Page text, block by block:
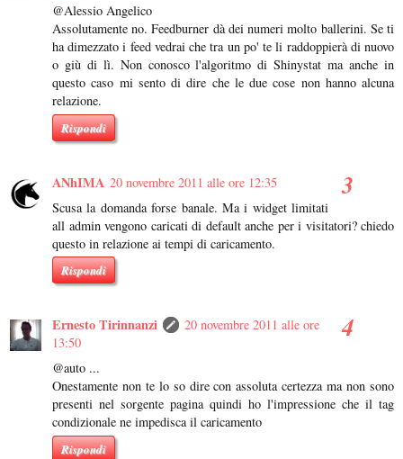
@Alessio Angelico
Assolutamente no. Feedburner dà dei numeri molto ballerini. Se ti
ha dimezzato i feed vedrai che tra un po' te li raddoppierà di nuovo
o giù di lì. Non conosco l'algoritmo di Shinystat ma anche in
questo caso mi sento di dire che le due cose non hanno alcuna
relazione.
Rispondi
ANhIMA 20 novembre 2011 alle ore 12:35
Scusa la domanda forse banale. Ma i widget limitati
all admin vengono caricati di default anche per i visitatori? chiedo
questo in relazione ai tempi di caricamento.
Rispondi
Ernesto Tirinnanzi
20 novembre 2011 alle ore
13:50
@auto ...
Onestamente non te lo so dire con assoluta certezza ma non sono
presenti nel sorgente pagina quindi ho l'impressione che il tag
condizionale ne impedisca il caricamento
Rispondi